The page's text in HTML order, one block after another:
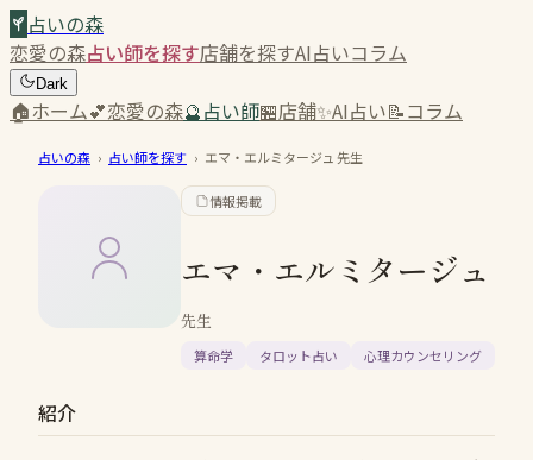
占いの森
恋愛の森占い師を探す店舗を探すAI占いコラム
Dark
🏠ホーム💕恋愛の森🔮占い師🏪店舗✨AI占い📝コラム
占いの森 › 占い師を探す › エマ・エルミタージュ 先生
情報掲載
エマ・エルミタージュ
先生
算命学 タロット占い 心理カウンセリング
紹介